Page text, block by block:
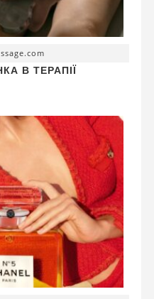
В ТЕРАПІЇ